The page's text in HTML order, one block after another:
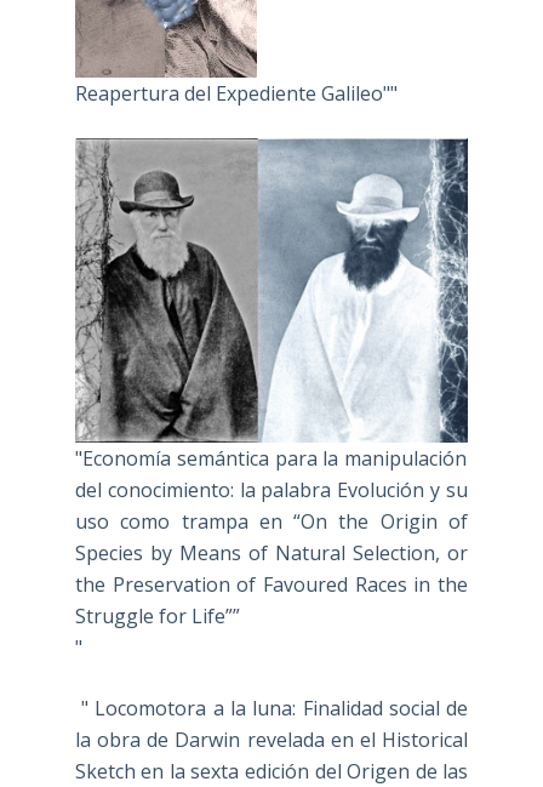
Reapertura del Expediente Galileo""
"Economía semántica para la manipulación
del conocimiento: la palabra Evolución y su
uso como trampa en “On the Origin of
Species by Means of Natural Selection, or
the Preservation of Favoured Races in the
Struggle for Life””
"
" Locomotora a la luna: Finalidad social de
la obra de Darwin revelada en el Historical
Sketch en la sexta edición del Origen de las